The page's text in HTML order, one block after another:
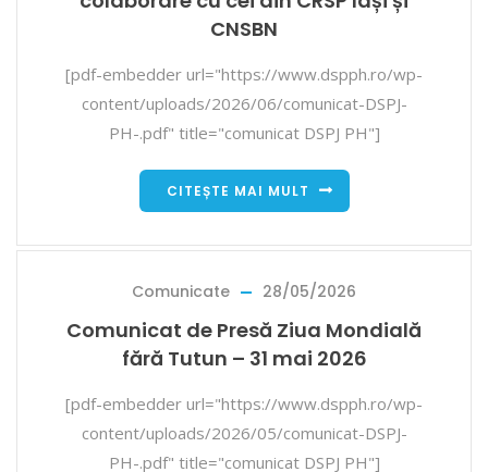
CNSBN
[pdf-embedder url="https://www.dspph.ro/wp-
content/uploads/2026/06/comunicat-DSPJ-
PH-.pdf" title="comunicat DSPJ PH"]
CITEȘTE MAI MULT
Comunicate 28/05/2026
Comunicat de Presă Ziua Mondială
fără Tutun – 31 mai 2026
[pdf-embedder url="https://www.dspph.ro/wp-
content/uploads/2026/05/comunicat-DSPJ-
PH-.pdf" title="comunicat DSPJ PH"]